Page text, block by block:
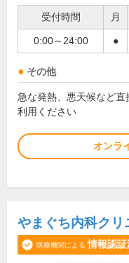
受付時間 月
0:00～24:00 ●
その他
急な発熱、悪天候など
利用ください
オンラ
やまぐち内科クリ
医療機関による 情報認証